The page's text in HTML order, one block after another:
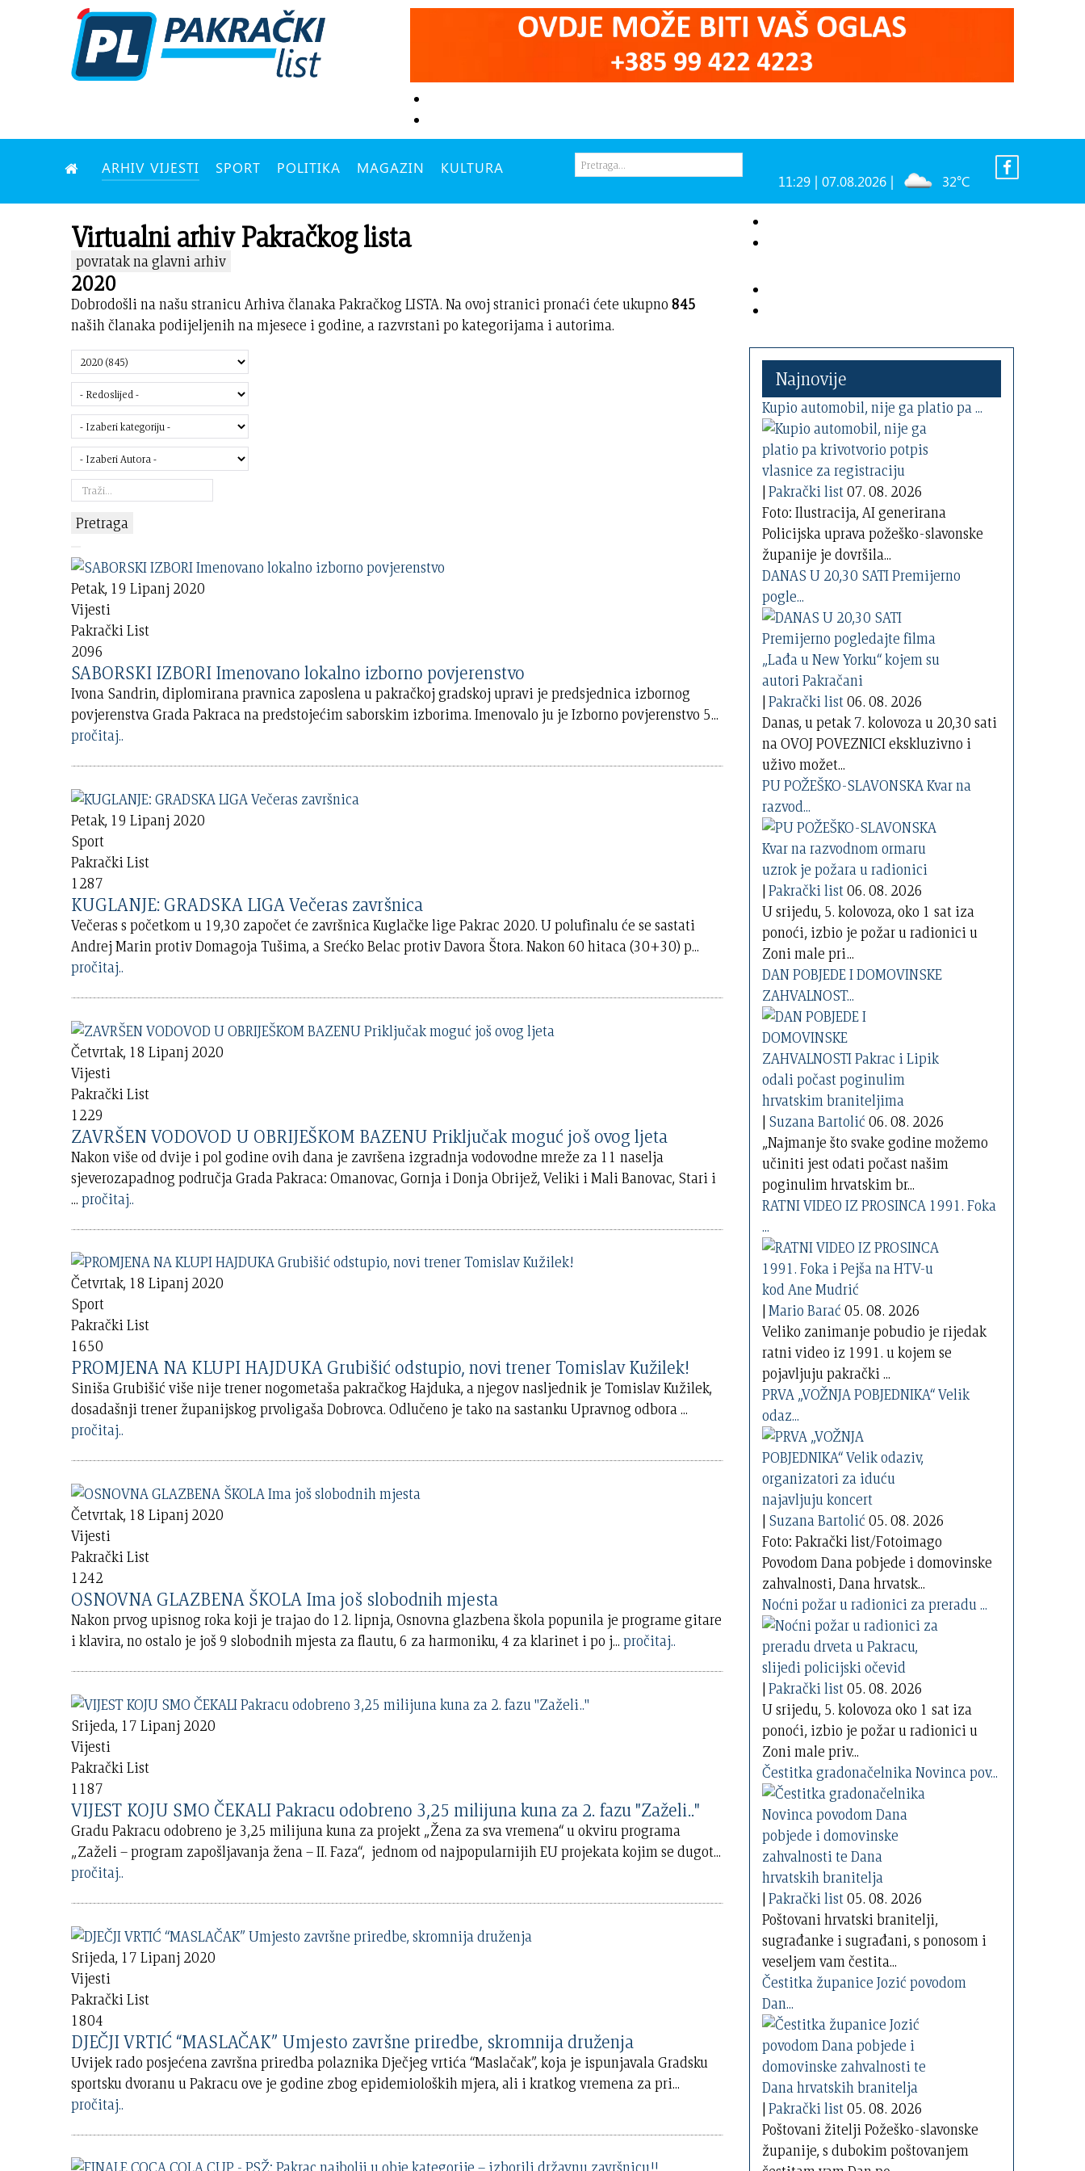
ARHIV VIJESTI SPORT POLITIKA MAGAZIN KULTURA
11:29 | 07.08.2026 | 32°C
Virtualni arhiv Pakračkog lista
povratak na glavni arhiv
2020
Dobrodošli na našu stranicu Arhiva članaka Pakračkog LISTA. Na ovoj stranici pronaći ćete ukupno845
naših članaka podijeljenih na mjesece i godine, a razvrstani po kategorijama i autorima.
Pretraga
Petak, 19 Lipanj 2020
Vijesti
Pakrački List
2096
SABORSKI IZBORI Imenovano lokalno izborno povjerenstvo
Ivona Sandrin, diplomirana pravnica zaposlena u pakračkoj gradskoj upravi je predsjednica izbornog
povjerenstva Grada Pakraca na predstojećim saborskim izborima. Imenovalo ju je Izborno povjerenstvo 5...
pročitaj..
Petak, 19 Lipanj 2020
Sport
Pakrački List
1287
KUGLANJE: GRADSKA LIGA Večeras završnica
Večeras s početkom u 19,30 započet će završnica Kuglačke lige Pakrac 2020. U polufinalu će se sastati
Andrej Marin protiv Domagoja Tušima, a Srećko Belac protiv Davora Štora. Nakon 60 hitaca (30+30) p...
pročitaj..
Četvrtak, 18 Lipanj 2020
Vijesti
Pakrački List
1229
ZAVRŠEN VODOVOD U OBRIJEŠKOM BAZENU Priključak moguć još ovog ljeta
Nakon više od dvije i pol godine ovih dana je završena izgradnja vodovodne mreže za 11 naselja
sjeverozapadnog područja Grada Pakraca: Omanovac, Gornja i Donja Obrijež, Veliki i Mali Banovac, Stari i
... pročitaj..
Četvrtak, 18 Lipanj 2020
Sport
Pakrački List
1650
PROMJENA NA KLUPI HAJDUKA Grubišić odstupio, novi trener Tomislav Kužilek!
Siniša Grubišić više nije trener nogometaša pakračkog Hajduka, a njegov nasljednik je Tomislav Kužilek,
dosadašnji trener županijskog prvoligaša Dobrovca. Odlučeno je tako na sastanku Upravnog odbora...
pročitaj..
Četvrtak, 18 Lipanj 2020
Vijesti
Pakrački List
1242
OSNOVNA GLAZBENA ŠKOLA Ima još slobodnih mjesta
Nakon prvog upisnog roka koji je trajao do 12. lipnja, Osnovna glazbena škola popunila je programe gitare
i klavira, no ostalo je još 9 slobodnih mjesta za flautu, 6 za harmoniku, 4 za klarinet i po j... pročitaj..
Srijeda, 17 Lipanj 2020
Vijesti
Pakrački List
1187
VIJEST KOJU SMO ČEKALI Pakracu odobreno 3,25 milijuna kuna za 2. fazu "Zaželi.."
Gradu Pakracu odobreno je 3,25 milijuna kuna za projekt „Žena za sva vremena“ u okviru programa
„Zaželi – program zapošljavanja žena – II. Faza“, jednom od najpopularnijih EU projekata kojim se dugot...
pročitaj..
Srijeda, 17 Lipanj 2020
Vijesti
Pakrački List
1804
DJEČJI VRTIĆ “MASLAČAK” Umjesto završne priredbe, skromnija druženja
Uvijek rado posjećena završna priredba polaznika Dječjeg vrtića “Maslačak”, koja je ispunjavala Gradsku
sportsku dvoranu u Pakracu ove je godine zbog epidemioloških mjera, ali i kratkog vremena za pri...
pročitaj..
Najnovije
Kupio automobil, nije ga platio pa ...
|Pakrački list07. 08. 2026
Foto: Ilustracija, AI generirana
Policijska uprava požeško-slavonske
županije je dovršila...
DANAS U 20,30 SATI Premijerno
pogle...
|Pakrački list06. 08. 2026
Danas, u petak 7. kolovoza u 20,30 sati
na OVOJ POVEZNICI ekskluzivno i
uživo možet...
PU POŽEŠKO-SLAVONSKA Kvar na
razvod...
|Pakrački list06. 08. 2026
U srijedu, 5. kolovoza, oko 1 sat iza
ponoći, izbio je požar u radionici u
Zoni male pri...
DAN POBJEDE I DOMOVINSKE
ZAHVALNOST...
| Suzana Bartolić 06. 08. 2026
„Najmanje što svake godine možemo
učiniti jest odati počast našim
poginulim hrvatskim br...
RATNI VIDEO IZ PROSINCA 1991. Foka
...
|Mario Barać 05. 08. 2026
Veliko zanimanje pobudio je rijedak
ratni video iz 1991. u kojem se
pojavljuju pakrački ...
PRVA „VOŽNJA POBJEDNIKA“ Velik
odaz...
| Suzana Bartolić 05. 08. 2026
Foto: Pakrački list/Fotoimago
Povodom Dana pobjede i domovinske
zahvalnosti, Dana hrvatsk...
Noćni požar u radionici za preradu ...
|Pakrački list05. 08. 2026
U srijedu, 5. kolovoza oko 1 sat iza
ponoći, izbio je požar u radionici u
Zoni male priv...
Čestitka gradonačelnika Novinca pov...
|Pakrački list05. 08. 2026
Poštovani hrvatski branitelji,
sugrađanke i sugrađani, s ponosom i
veseljem vam čestita...
Čestitka županice Jozić povodom
Dan...
|Pakrački list05. 08. 2026
Poštovani žitelji Požeško-slavonske
županije, s dubokim poštovanjem